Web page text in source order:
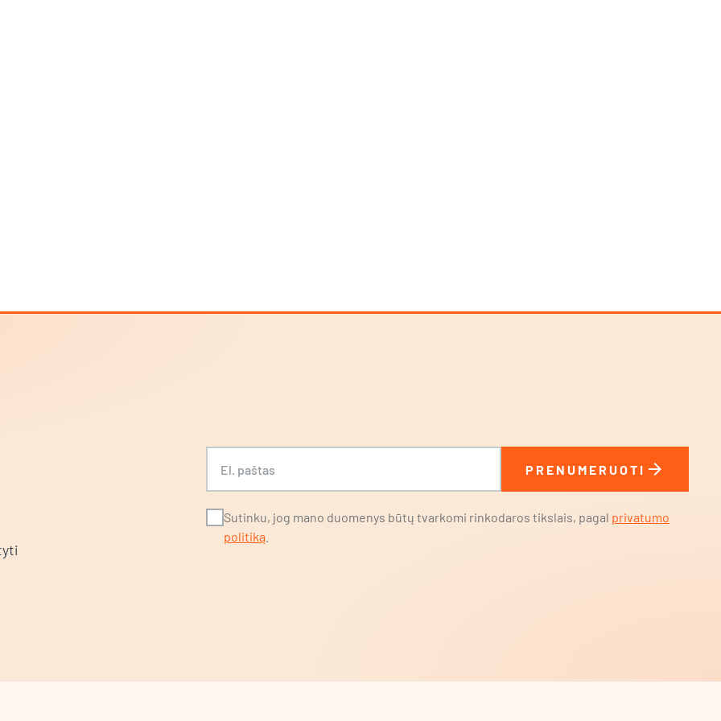
El. paštas
PRENUMERUOTI arrow_forward
Sutinku, jog mano duomenys būtų tvarkomi rinkodaros tikslais, pagal privatumo
politiką